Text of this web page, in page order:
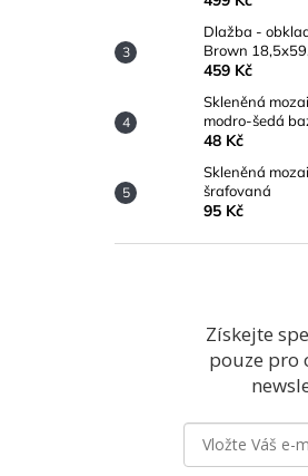
Dlažba -
Brown
459 Kč
Skleněná
modro-šedá
48 Kč
Skleněná
šrafovaná
95 Kč
Získejte
pouze pro